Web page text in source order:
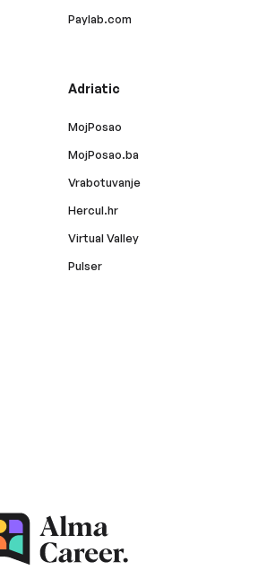
Paylab.com
Adriatic
MojPosao
MojPosao.ba
Vrabotuvanje
Hercul.hr
Virtual Valley
Pulser